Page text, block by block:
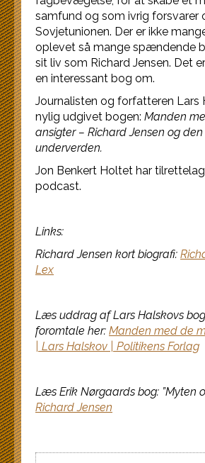
samfund og som ivrig forsvarer
Sovjetunionen. Der er ikke
oplevet så mange spændende
sit liv som Richard Jensen. Det
en interessant bog om.
Journalisten og forfatteren Lars
nylig udgivet bogen: Manden
ansigter – Richard Jensen og
underverden.
Jon Benkert Holtet har
podcast.
Links:
Richard Jensen kort biografi:
Lex
Læs uddrag af Lars Halskovs
foromtale her: Manden med de
| Lars Halskov | Politikens Forlag
Læs Erik Nørgaards bog: ”Myten
Richard Jensen